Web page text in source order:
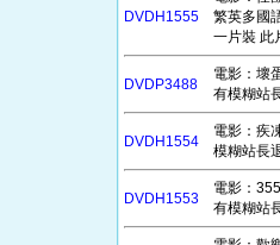
DVDH1555
繁英多國
一片裝 此
DVDP3488
電影：壞
有模糊站
DVDH1554
電影：疾
模糊站長
DVDH1553
電影：
有模糊站